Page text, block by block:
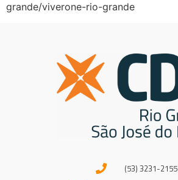
grande/viverone-rio-grande
(53) 3231-2155